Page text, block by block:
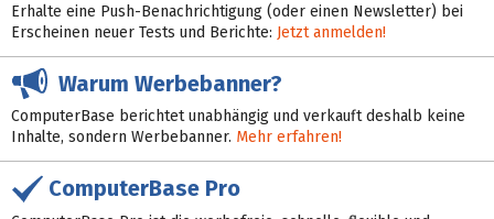
Erhalte eine Push-Benachrichtigung (oder einen Newsletter) bei
Erscheinen neuer Tests und Berichte: Jetzt anmelden!
Warum Werbebanner?
ComputerBase berichtet unabhängig und verkauft deshalb keine
Inhalte, sondern Werbebanner. Mehr erfahren!
ComputerBase Pro